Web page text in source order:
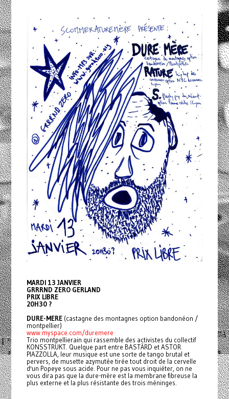
MARDI 13 JANVIER
GRRRND ZERO GERLAND
PRIX LIBRE
20H30 ?
DURE-MERE(castagne des montagnes option bandonéon /
montpellier)
www.myspace.com/duremere
Trio montpellierain qui rassemble des activistes du collectif
KONSSTRUKT. Quelque part entre BASTÄRD et ASTOR
PIAZZOLLA, leur musique est une sorte de tango brutal et
pervers, de musette azymutée tirée tout droit de la cervelle
d'un Popeye sous acide. Pour ne pas vous inquiéter, on ne
vous dira pas que la dure-mère est la membrane fibreuse la
plus externe et la plus résistante des trois méninges.